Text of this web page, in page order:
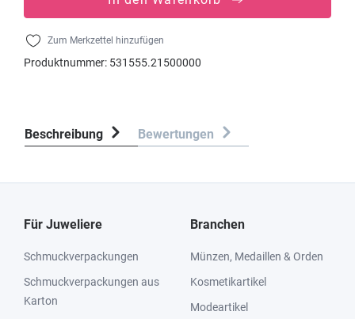
Zum Merkzettel hinzufügen
Produktnummer: 531555.21500000
Beschreibung Bewertungen
Für Juweliere
Schmuckverpackungen
Schmuckverpackungen aus
Karton
Branchen
Münzen, Medaillen & Orden
Kosmetikartikel
Modeartikel